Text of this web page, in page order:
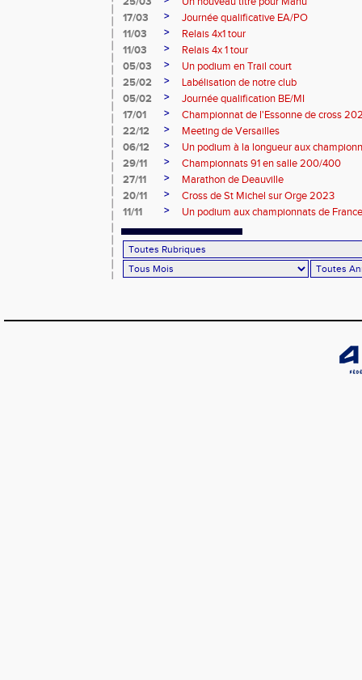
17/03
>
Journée qualificative EA/PO
11/03
>
Relais 4x1 tour
11/03
>
Relais 4x 1 tour
05/03
>
Un podium en Trail court
25/02
>
Labélisation de notre club
05/02
>
Journée qualification BE/MI
17/01
>
Championnat de l'Essonne de cross
22/12
>
Meeting de Versailles
06/12
>
Un podium à la longueur aux
29/11
>
Championnats 91 en salle 200/400
27/11
>
Marathon de Deauville
20/11
>
Cross de St Michel sur Orge 2023
11/11
> Un podium aux championnats de